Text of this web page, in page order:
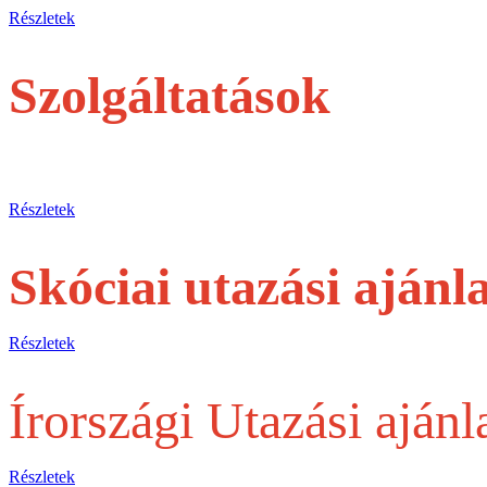
Részletek
Szolgáltatások
Részletek
Skóciai utazási
Részletek
Írországi Utazási
Részletek